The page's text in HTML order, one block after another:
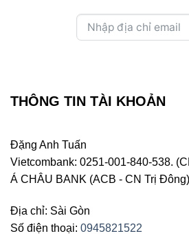
THÔNG TIN TÀI KHOẢN
Đặng Anh Tuấn
Vietcombank: 0251-001-840-538.
Á CHÂU BANK (ACB - CN Trị
Địa chỉ: Sài Gòn
Số điện thoại: 0945821522